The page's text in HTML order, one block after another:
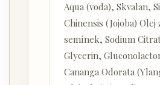
Aqua (voda), Skvalan,
Chinensis (Jojoba) Olej
semínek, Sodium
Glycerin,
Cananga Odorata